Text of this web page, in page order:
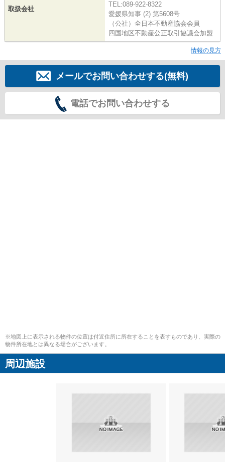
取扱会社
TEL:089-922-8322
愛媛県知事 (2) 第5608号
（公社）全日本不動産協会会員
四国地区不動産公正取引協議会加盟
情報の見方
メールでお問い合わせする(無料)
電話でお問い合わせする
※地図上に表示される物件の位置は付近住所に所在することを表すものであり、実際の
物件所在地とは異なる場合がございます。
周辺施設